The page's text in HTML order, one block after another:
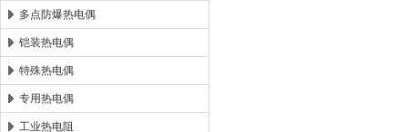
多点防爆热电偶
铠装热电偶
特殊热电偶
专用热电偶
工业热电阻